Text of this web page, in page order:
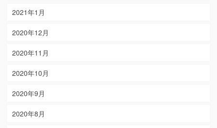
2021年1月
2020年12月
2020年11月
2020年10月
2020年9月
2020年8月